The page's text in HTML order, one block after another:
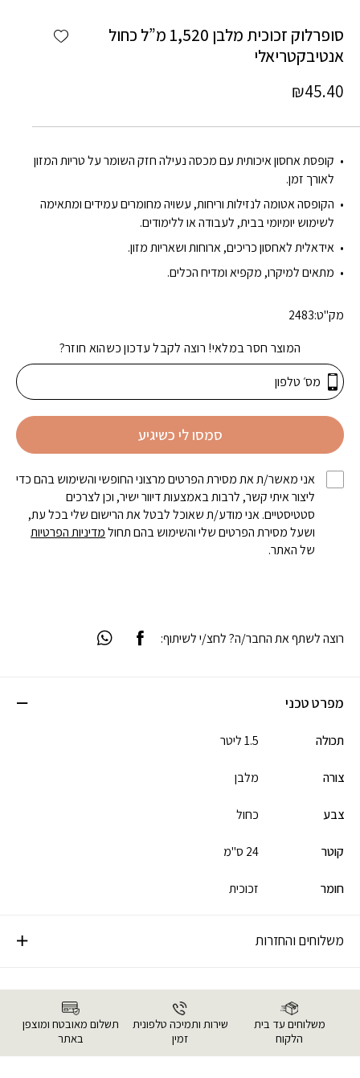
wishlist
סופרלוק זכוכית מלבן 1,520 מ”ל כחול
אנטיבקטריאלי
₪45.40
קופסת אחסון איכותית עם מכסה נעילה חזק השומר על טריות המזון
לאורך זמן.
הקופסה אטומה לנזילות וריחות, עשויה מחומרים עמידים ומתאימה
לשימוש יומיומי בבית, לעבודה או ללימודים.
אידאלית לאחסון כריכים, ארוחות ושאריות מזון.
מתאים למיקרו, מקפיא ומדיח הכלים.
מק"ט:2483
המוצר חסר במלאי! רוצה לקבל עדכון כשהוא חוזר?
סמסו לי כשיגיע
אני מאשר/ת את מסירת הפרטים מרצוני החופשי והשימוש בהם כדי
ליצור איתי קשר, לרבות באמצעות דיוור ישיר, וכן לצרכים
סטטיסטיים. אני מודע/ת שאוכל לבטל את הרישום שלי בכל עת,
ושעל מסירת הפרטים שלי והשימוש בהם תחולמדיניות הפרטיות
של האתר.
מפרט טכני
תכולה 1.5 ליטר
צורה מלבן
צבע כחול
קוטר 24 ס"מ
חומר זכוכית
משלוחים והחזרות
משלוחים עד בית
הלקוח
שירות ותמיכה טלפונית
זמין
תשלום מאובטח ומוצפן
באתר
רוצה לשתף את החבר/ה? לחצ/י לשיתוף: